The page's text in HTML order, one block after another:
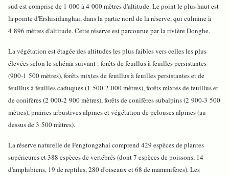
sud est comprise de 1 000 à 4 000 mètres d'altitude. Le point le plus haut est
la pointe d'Ershisidanghai, dans la partie nord de la réserve, qui culmine à
4 896 mètres d'altitude. Cette réserve est parcourue par la rivière Donghe.
La végétation est étagée des altitudes les plus faibles vers celles les plus
élevées selon le schéma suivant : forêts de feuillus à feuilles persistantes
(900-1 500 mètres), forêts mixtes de feuillus à feuilles persistantes et de
feuillus à feuilles caduques (1 500-2 000 mètres), forêts mixtes de feuillus et
de conifères (2 000-2 900 mètres), forêts de conifères subalpins (2 900-3 500
mètres), prairies arbustives alpines et végétation de pelouses alpines (au
dessus de 3 500 mètres).
La réserve naturelle de Fengtongzhai comprend 429 espèces de plantes
supérieures et 388 espèces de vertébrés (dont 7 espèces de poissons, 14
d'amphibiens, 19 de reptiles, 280 d'oiseaux et 68 de mammifères). Les